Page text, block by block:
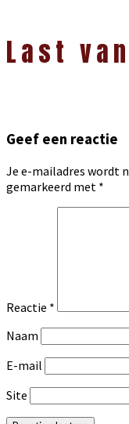
Interacties
Last
Geef een reactie
Je e-mailadres wordt
gemarkeerd met *
Reactie *
Naam
E-mail
Site